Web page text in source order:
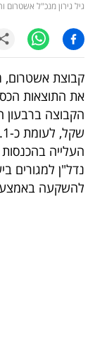
ויראלי
טלוויזיה
עסקי
ספורט
קריירה
ולימודים
מינויים
גיל גירון מנכ"ל אשטרום
קבוצת אשטרום,
העלייה
נדל"ן למגורים
להשקעה